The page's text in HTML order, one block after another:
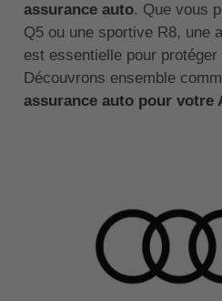
assurance auto. Que vous
Q5 ou une sportive R8, une
est essentielle pour
Découvrons ensemble
assurance auto pour votre